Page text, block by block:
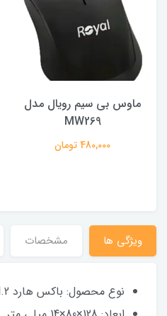
ماوس بی سیم رویال مدل
MW269
480,000 تومان
ویژگی ها مشخصات
نوع محصول: باکس هارد NVMe M.2